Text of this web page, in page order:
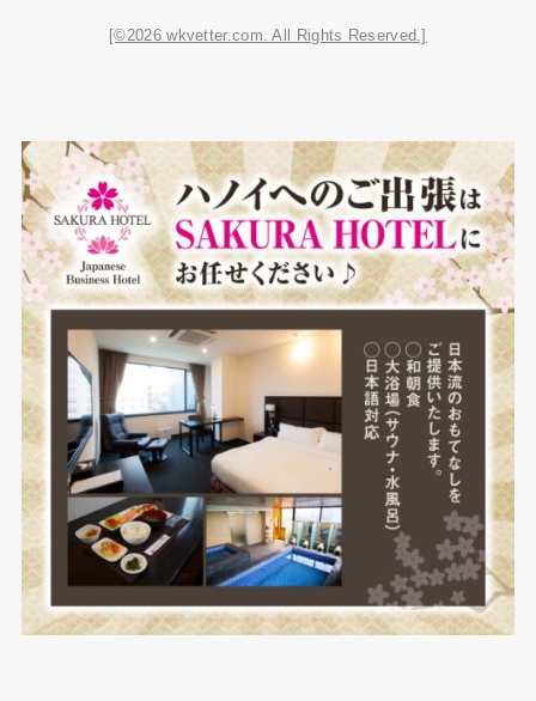
[©2026 wkvetter.com. All Rights Reserved.]